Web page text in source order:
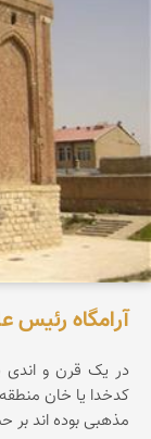
آرامگاه رئیس
در یک قرن و اندی
کدخدا یا خان منطقه
مذهبی بوده اند